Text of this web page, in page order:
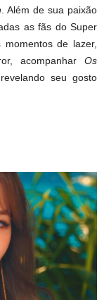
. Além de sua paixão
as fãs do Super
de lazer,
acompanhar Os
seu gosto